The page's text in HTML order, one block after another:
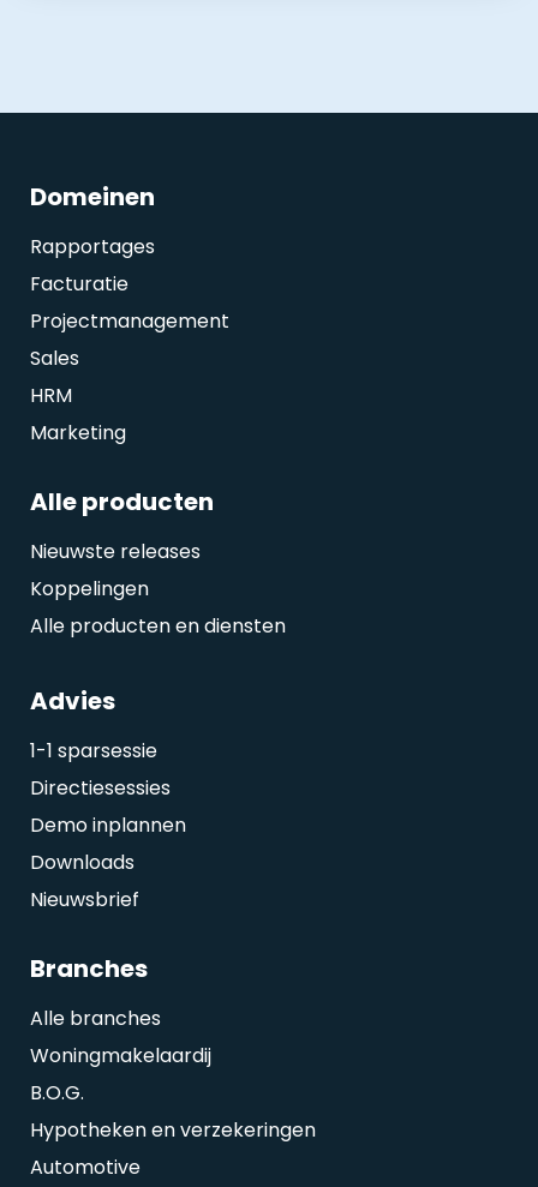
Domeinen
Rapportages
Facturatie
Projectmanagement
Sales
HRM
Marketing
Alle producten
Nieuwste releases
Koppelingen
Alle producten en diensten
Advies
1-1 sparsessie
Directiesessies
Demo inplannen
Downloads
Nieuwsbrief
Branches
Alle branches
Woningmakelaardij
B.O.G.
Hypotheken en verzekeringen
Automotive